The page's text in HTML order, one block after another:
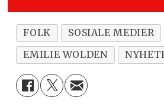
FOLK
SOSIALE MEDIER
EMILIE WOLDEN